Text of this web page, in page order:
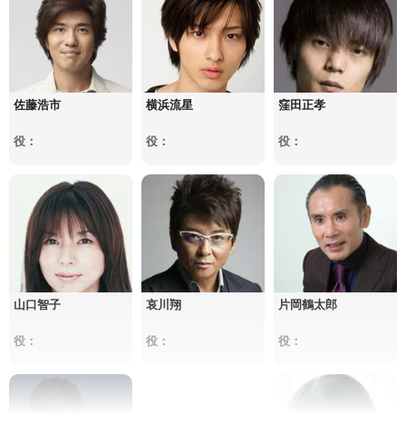
佐藤浩市
役：
横浜流星
役：
窪田正孝
役：
山口智子
役：
哀川翔
役：
片岡鶴太郎
役：